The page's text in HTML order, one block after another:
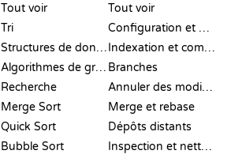
Tout voir
Tri
Structures de données
Algorithmes de graphes
Recherche
Merge Sort
Quick Sort
Bubble Sort
Tout voir
Configuration et mise en place
Indexation et commit
Branches
Annuler des modifications
Merge et rebase
Dépôts distants
Inspection et nettoyage